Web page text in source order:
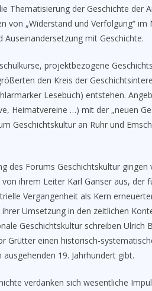
Thematisierung der Geschichte der
von „Widerstand und Verfolgung“
mit Geschichte.
projektbezogene
den Kreis der
Lesebuch) entstehen.
Heimatvereine …) mit der „neuen
Geschichtskultur an Ruhr und
des Forums Geschichtskultur
ihrem Leiter Karl Ganser aus, der
Vergangenheit als Kern
Umsetzung in den zeitlichen
Geschichtskultur schreiben Ulrich
Grütter einen historisch-
19. Jahrhundert gibt.
verdanken sich wesentliche